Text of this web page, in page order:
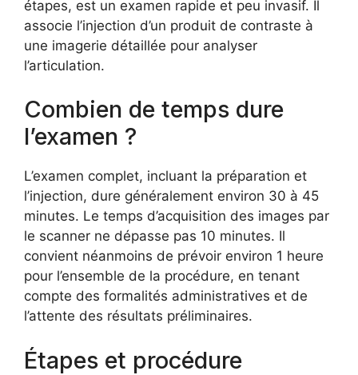
étapes, est un examen rapide et peu invasif. Il
associe l’injection d’un produit de contraste à
une imagerie détaillée pour analyser
l’articulation.
Combien de temps dure
l’examen ?
L’examen complet, incluant la préparation et
l’injection, dure généralement environ 30 à 45
minutes. Le temps d’acquisition des images par
le scanner ne dépasse pas 10 minutes. Il
convient néanmoins de prévoir environ 1 heure
pour l’ensemble de la procédure, en tenant
compte des formalités administratives et de
l’attente des résultats préliminaires.
Étapes et procédure